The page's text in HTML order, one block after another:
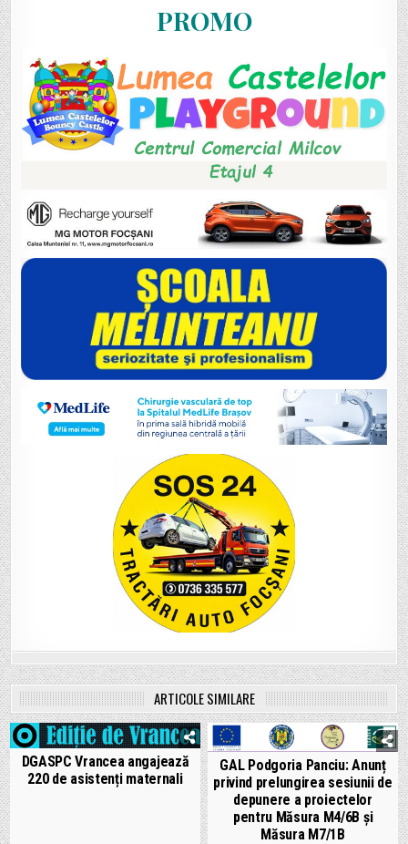
PROMO
ARTICOLE SIMILARE
DGASPC Vrancea angajează
220 de asistenți maternali
GAL Podgoria Panciu: Anunț
privind prelungirea sesiunii de
depunere a proiectelor
pentru Măsura M4/6B și
Măsura M7/1B